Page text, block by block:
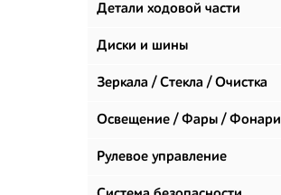
Детали ходовой части
Диски и шины
Зеркала / Стекла / Очистка
стекол
Освещение / Фары / Фонари
Рулевое управление